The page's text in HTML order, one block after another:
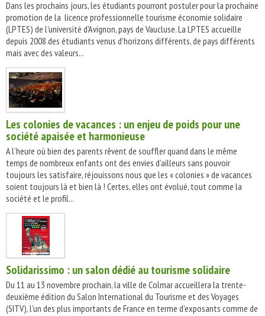
Dans les prochains jours, les étudiants pourront postuler pour la prochaine
promotion de la licence professionnelle tourisme économie solidaire
(LPTES) de l'université d'Avignon, pays de Vaucluse. La LPTES accueille
depuis 2008 des étudiants venus d'horizons différents, de pays différents
mais avec des valeurs...
Les colonies de vacances : un enjeu de poids pour une
société apaisée et harmonieuse
A l’heure où bien des parents rêvent de souffler quand dans le même
temps de nombreux enfants ont des envies d’ailleurs sans pouvoir
toujours les satisfaire, réjouissons nous que les « colonies » de vacances
soient toujours là et bien là ! Certes, elles ont évolué, tout comme la
société et le profil...
Solidarissimo : un salon dédié au tourisme solidaire
Du 11 au 13 novembre prochain, la ville de Colmar accueillera la trente-
deuxième édition du Salon International du Tourisme et des Voyages
(SITV), l'un des plus importants de France en terme d'exposants comme de